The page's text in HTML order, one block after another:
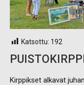
Katsottu: 192
Kirppikset alkavat